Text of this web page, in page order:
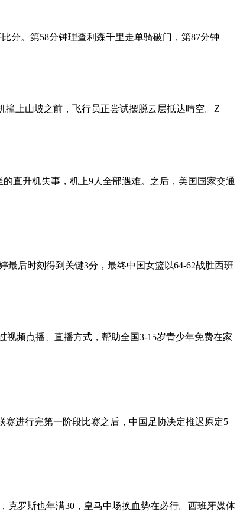
分。第58分钟理查利森千里走单骑破门，第87分钟
撞上山坡之前，飞行员正尝试摆脱云层抵达晴空。Z
直升机失事，机上9人全部遇难。之后，美国国家交通
后时刻得到关键3分，最终中国女篮以64-62战胜西班
频点播、直播方式，帮助全国3-15岁青少年免费在家
进行完第一阶段比赛之后，中国足协决定推迟原定5
克罗斯也年满30，皇马中场换血势在必行。西班牙媒体